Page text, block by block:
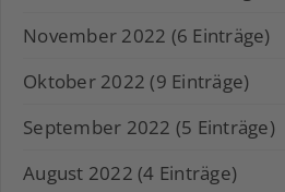
November 2022 (6 Einträge)
Oktober 2022 (9 Einträge)
September 2022 (5 Einträge)
August 2022 (4 Einträge)